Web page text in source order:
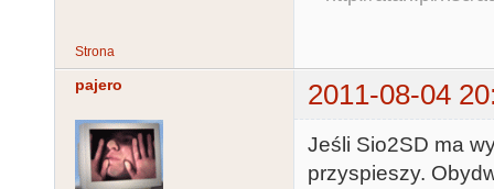
Strona
pajero 2011-08-04
Jeśli Sio2SD ma
przyspieszy.